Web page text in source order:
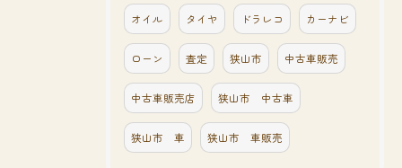
オイル タイヤ ドラレコ カーナビ
ローン 査定 狭山市 中古車販売
中古車販売店 狭山市 中古車
狭山市 車 狭山市 車販売